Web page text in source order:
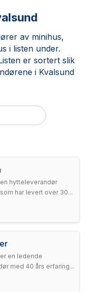
av minihus,
i listen under.
er sortert slik
i Kvalsund
hytteleverandør
har levert over 30...
en ledende
med 40 års erfaring...